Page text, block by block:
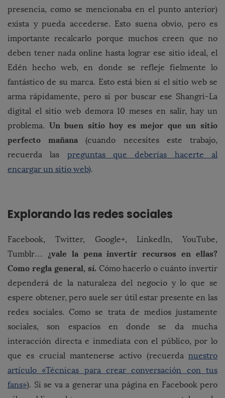
presencia, como se mencionaba en el punto anterior)
exista y pueda accederse. Esto suena obvio, pero es
importante recalcarlo porque muchos creen que no
deben tener nada online hasta lograr ese sitio ideal, el
Edén hecho web, en donde se refleje fielmente lo
fantástico de su marca. Esto está bien si el sitio web se
arma rápidamente, pero si por buscar ese Shangri-La
digital el sitio web demora 10 meses en salir, hay un
problema. Un buen sitio hoy es mejor que un sitio
perfecto mañana(cuando necesites este trabajo,
recuerda las preguntas que deberías hacerte al
encargar un sitio web).
Explorando las redes sociales
Facebook, Twitter, Google+, LinkedIn, YouTube,
Tumblr…
¿vale la pena invertir recursos en ellas?
Como regla general, sí. Cómo hacerlo o cuánto invertir
dependerá de la naturaleza del negocio y lo que se
espere obtener, pero suele ser útil estar presente en las
redes sociales. Como se trata de medios justamente
sociales, son espacios en donde se da mucha
interacción directa e inmediata con el público, por lo
que es crucial mantenerse activo (recuerda nuestro
artículo «Técnicas para crear conversación con tus
fans»). Si se va a generar una página en Facebook pero